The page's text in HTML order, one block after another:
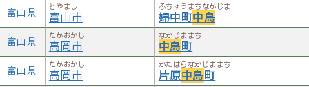
富山県 とやまし
富山市
ふちゅうまちなかじま
婦中町中島
富山県 たかおかし
高岡市
なかじままち
中島町
富山県 たかおかし
高岡市
かたはらなかじままち
片原中島町